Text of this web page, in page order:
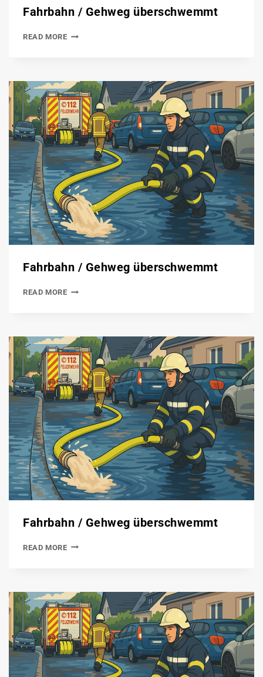
Fahrbahn / Gehweg überschwemmt
READ MORE
Fahrbahn / Gehweg überschwemmt
READ MORE
Fahrbahn / Gehweg überschwemmt
READ MORE